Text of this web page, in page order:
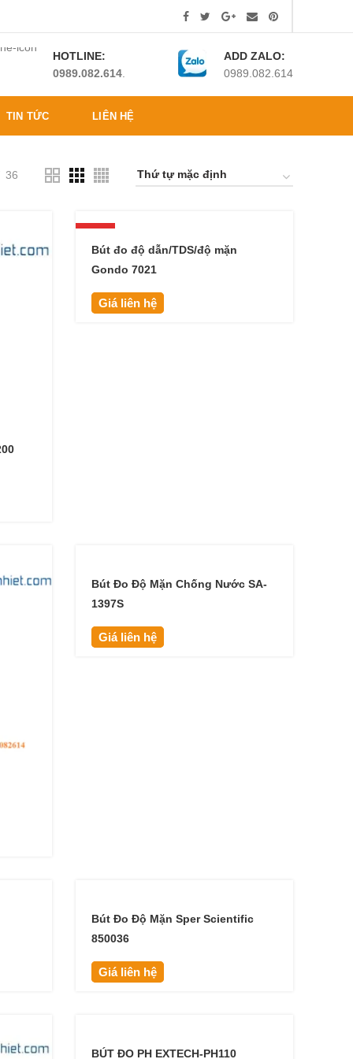
HOTLINE:
0989.082.614
ADD ZALO:
0989.082.614
TIN TỨC LIÊN HỆ
36
Bút đo độ dẫn/TDS/độ mặn
Gondo 7021
Giá liên hệ
Bút Đo Độ Mặn Chống Nước SA-
1397S
Giá liên hệ
Bút Đo Độ Mặn Sper Scientific
850036
Giá liên hệ
BÚT ĐO PH EXTECH-PH110